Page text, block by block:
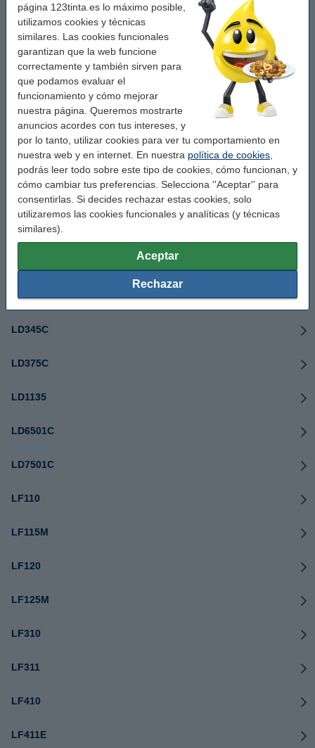
página 123tinta.es lo máximo posible,
utilizamos cookies y técnicas
similares. Las cookies funcionales
garantizan que la web funcione
correctamente y también sirven para
que podamos evaluar el
funcionamiento y cómo mejorar
nuestra página. Queremos mostrarte
anuncios acordes con tus intereses, y
por lo tanto, utilizar cookies para ver tu comportamiento en
nuestra web y en internet. En nuestra política de cookies
podrás leer todo sobre este tipo de cookies, cómo funcionan, y
cómo cambiar tus preferencias. Selecciona ''Aceptar'' para
consentirlas. Si decides rechazar estas cookies, solo
utilizaremos las cookies funcionales y analíticas (y técnicas
similares).
Aceptar
Rechazar
LD230
LD232C
LD235
LD238C
LD245
LD320d
LD335C
LD345C
LD375C
LD1135
LD6501C
LD7501C
LF110
LF115M
LF120
LF125M
LF310
LF311
LF410
LF411E